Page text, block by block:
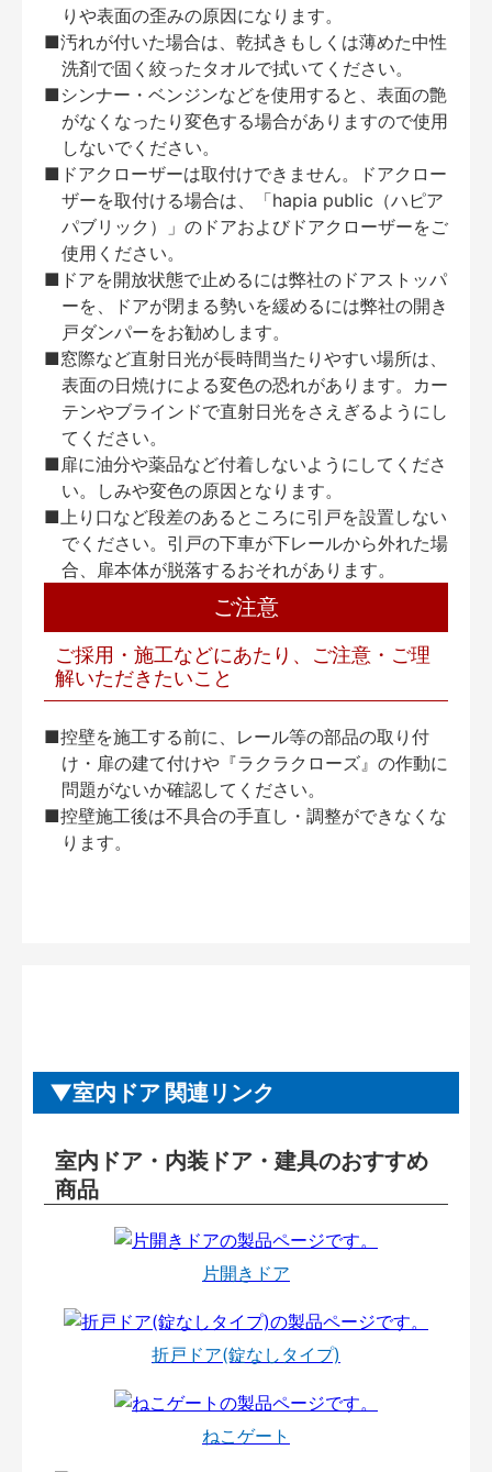
りや表面の歪みの原因になります。
■汚れが付いた場合は、乾拭きもしくは薄めた中性
洗剤で固く絞ったタオルで拭いてください。
■シンナー・ベンジンなどを使用すると、表面の艶
がなくなったり変色する場合がありますので使用
しないでください。
■ドアクローザーは取付けできません。ドアクロー
ザーを取付ける場合は、「hapia public（ハピア
パブリック）」のドアおよびドアクローザーをご
使用ください。
■ドアを開放状態で止めるには弊社のドアストッパ
ーを、ドアが閉まる勢いを緩めるには弊社の開き
戸ダンパーをお勧めします。
■窓際など直射日光が長時間当たりやすい場所は、
表面の日焼けによる変色の恐れがあります。カー
テンやブラインドで直射日光をさえぎるようにし
てください。
■扉に油分や薬品など付着しないようにしてくださ
い。しみや変色の原因となります。
■上り口など段差のあるところに引戸を設置しない
でください。引戸の下車が下レールから外れた場
合、扉本体が脱落するおそれがあります。
ご注意
ご採用・施工などにあたり、ご注意・ご理
解いただきたいこと
■控壁を施工する前に、レール等の部品の取り付
け・扉の建て付けや『ラクラクローズ』の作動に
問題がないか確認してください。
■控壁施工後は不具合の手直し・調整ができなくな
ります。
室内ドア 関連リンク
室内ドア・内装ドア・建具のおすすめ
商品
片開きドア
折戸ドア(錠なしタイプ)
ねこゲート